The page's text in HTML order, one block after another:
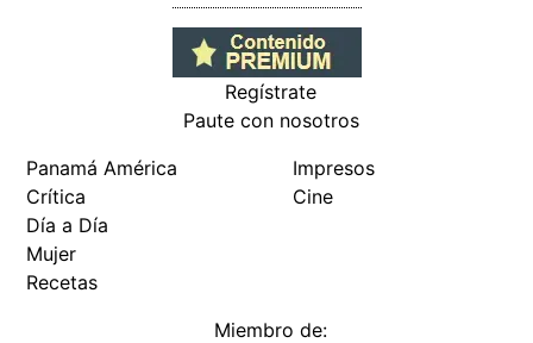
Regístrate
Paute con nosotros
Panamá América
Crítica
Día a Día
Mujer
Recetas
Impresos
Cine
Miembro de: